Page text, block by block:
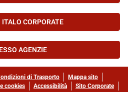
ITALO CORPORATE
(SI APRE IN UNA NUOVA SCHEDA)
AGENZIE
(SI APRE IN UNA NUOVA SCHEDA)
di Trasporto
Mappa sito
cookies Accessibilità
Sito Corporate